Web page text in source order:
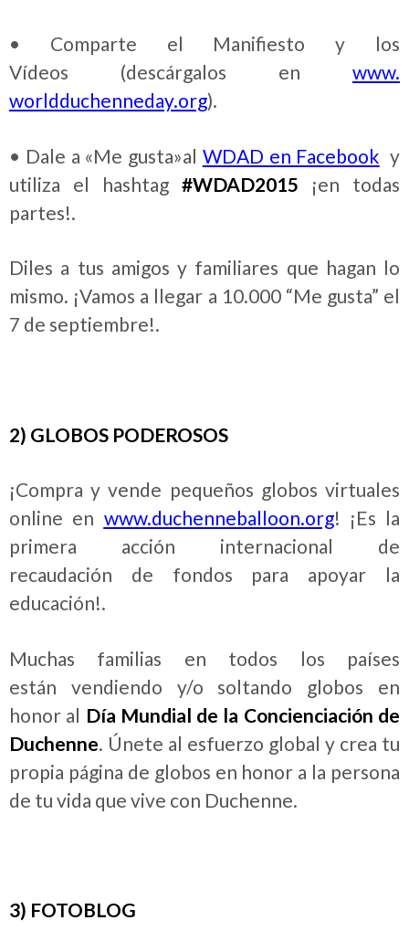
• Comparte el Manifiesto y los
Vídeos (descárgalos en www.
worldduchenneday.org).
• Dale a «Me gusta»al WDAD en Facebook y
utiliza el hashtag ‪ #‎WDAD2015 ¡en todas
partes!.
Diles a tus amigos y familiares que hagan lo
mismo. ¡Vamos a llegar a 10.000 “Me gusta” el
7 de septiembre!.
2) GLOBOS PODEROSOS
¡Compra y vende pequeños globos virtuales
online en www.duchenneballoon.org! ¡Es la
primera acción internacional de
recaudación de fondos para apoyar la
educación!.
Muchas familias en todos los países
están vendiendo y/o soltando globos en
honor al Día Mundial de la Concienciación de
Duchenne. Únete al esfuerzo global y crea tu
propia página de globos en honor a la persona
de tu vida que vive con Duchenne.
3) FOTOBLOG